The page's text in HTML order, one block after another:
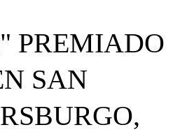
PREMIADO
SAN